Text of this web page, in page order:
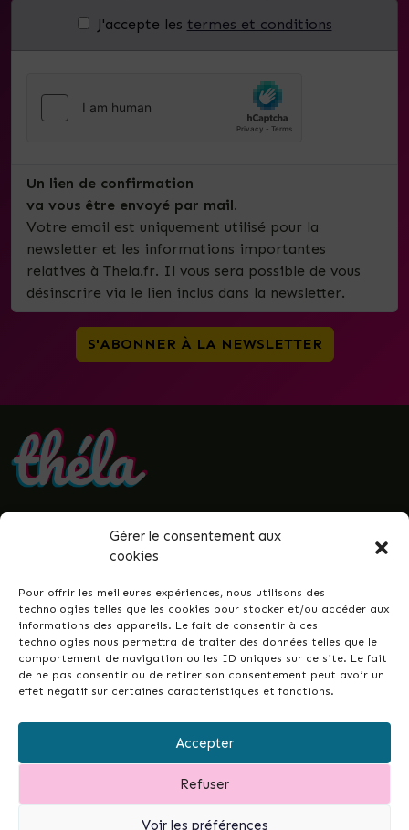
Gérer le consentement aux
cookies
Pour offrir les meilleures expériences, nous utilisons des
technologies telles que les cookies pour stocker et/ou accéder aux
informations des appareils. Le fait de consentir à ces
technologies nous permettra de traiter des données telles que le
comportement de navigation ou les ID uniques sur ce site. Le fait
de ne pas consentir ou de retirer son consentement peut avoir un
effet négatif sur certaines caractéristiques et fonctions.
Accepter
Refuser
Voir les préférences
J'accepte les termes et conditions
Un lien de confirmation
va vous être envoyé par mail.
Votre email est uniquement utilisé pour la
newsletter et les informations importantes
relatives à Thela.fr. Il vous sera possible de vous
désinscrire via le lien inclus dans la newsletter.
• Politique de confidentialité
• Mentions légales
• Termes et conditions
• Guenrouët.fr
© 2026 Théla -Nicolas Le Gall
Ce site dans votre commune ?
tous•tes, permettant de développer les liens
intergénérationnels et la vie de votre ville ou
Contactez-moi pour en discuter.